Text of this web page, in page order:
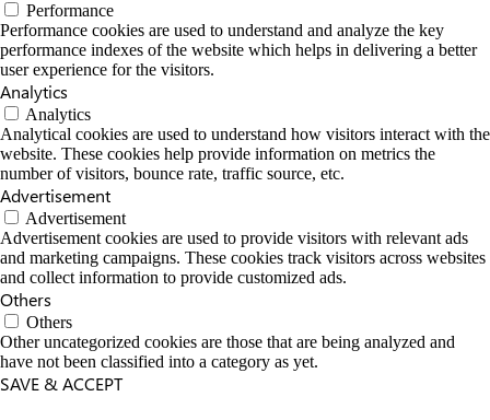
Performance
Performance cookies are used to understand and analyze the key
performance indexes of the website which helps in delivering a better
user experience for the visitors.
Analytics
Analytics
Analytical cookies are used to understand how visitors interact with the
website. These cookies help provide information on metrics the
number of visitors, bounce rate, traffic source, etc.
Advertisement
Advertisement
Advertisement cookies are used to provide visitors with relevant ads
and marketing campaigns. These cookies track visitors across websites
and collect information to provide customized ads.
Others
Others
Other uncategorized cookies are those that are being analyzed and
have not been classified into a category as yet.
SAVE & ACCEPT